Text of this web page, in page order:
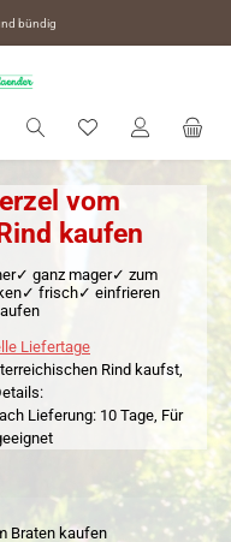
bündig
Du hast 0
vom
kaufen
ganz mager✓ zum
frisch✓ einfrieren
Liefertage
Rind kaufst,
Lieferung: 10 Tage, Für